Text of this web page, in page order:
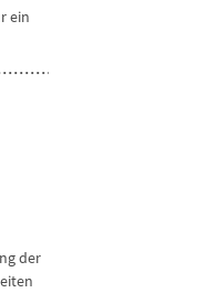
ein
der